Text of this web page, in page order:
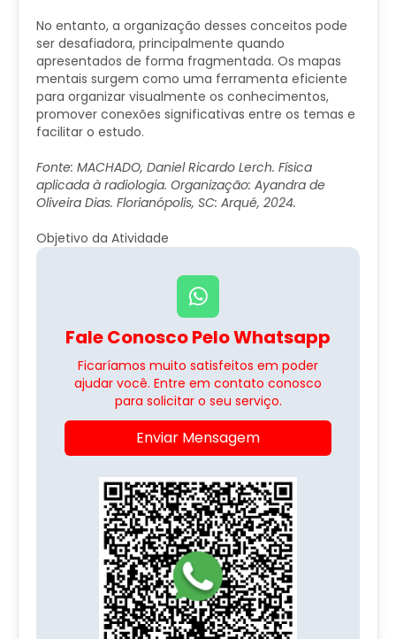
No entanto, a organização desses conceitos pode
ser desafiadora, principalmente quando
apresentados de forma fragmentada. Os mapas
mentais surgem como uma ferramenta eficiente
para organizar visualmente os conhecimentos,
promover conexões significativas entre os temas e
facilitar o estudo.
Fonte: MACHADO, Daniel Ricardo Lerch. Física
aplicada à radiologia. Organização: Ayandra de
Oliveira Dias. Florianópolis, SC: Arqué, 2024.
Objetivo da Atividade
Fale Conosco Pelo Whatsapp
Ficaríamos muito satisfeitos em poder
ajudar você. Entre em contato conosco
para solicitar o seu serviço.
Enviar Mensagem